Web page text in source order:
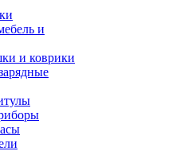
и
и коврики